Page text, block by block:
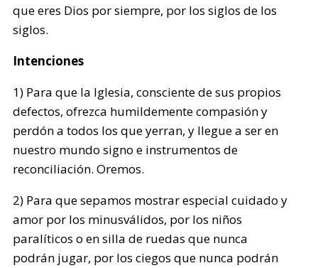
que eres Dios por siempre, por los siglos de los
siglos.
Intenciones
1) Para que la Iglesia, consciente de sus propios
defectos, ofrezca humildemente compasión y
perdón a todos los que yerran, y llegue a ser en
nuestro mundo signo e instrumentos de
reconciliación. Oremos.
2) Para que sepamos mostrar especial cuidado y
amor por los minusválidos, por los niños
paralíticos o en silla de ruedas que nunca
podrán jugar, por los ciegos que nunca podrán